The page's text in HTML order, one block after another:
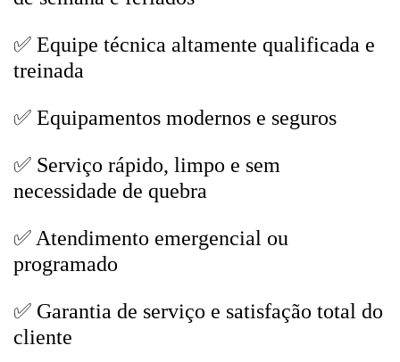
✅ Equipe técnica altamente qualificada e
treinada
✅ Equipamentos modernos e seguros
✅ Serviço rápido, limpo e sem
necessidade de quebra
✅ Atendimento emergencial ou
programado
✅ Garantia de serviço e satisfação total do
cliente